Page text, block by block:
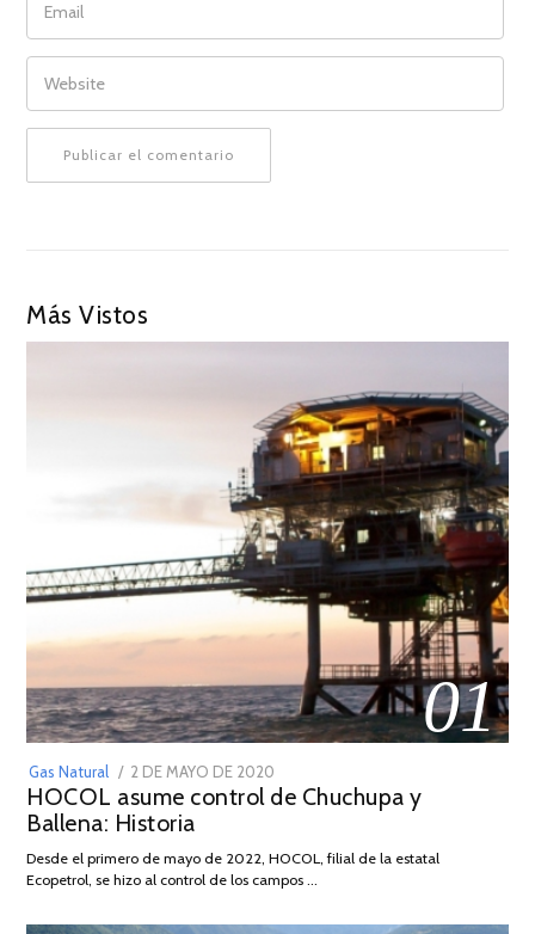
WEBSITE
Más Vistos
01
Gas Natural
POSTED
ON
2 DE MAYO DE 2020
DE
2026
HOCOL asume control de Chuchupa y
Ballena: Historia
Desde el primero de mayo de 2022, HOCOL, filial de la estatal
Ecopetrol, se hizo al control de los campos …